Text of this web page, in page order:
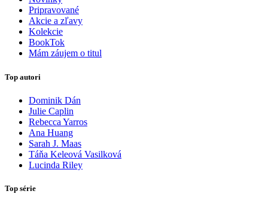
Pripravované
Akcie a zľavy
Kolekcie
BookTok
Mám záujem o titul
Top autori
Dominik Dán
Julie Caplin
Rebecca Yarros
Ana Huang
Sarah J. Maas
Táňa Keleová Vasilková
Lucinda Riley
Top série